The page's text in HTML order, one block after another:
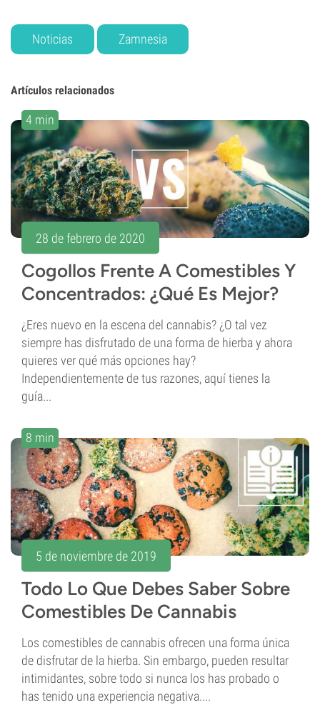
Noticias Zamnesia
Artículos relacionados
4 min
28 de febrero de 2020
Cogollos Frente A Comestibles Y
Concentrados: ¿Qué Es Mejor?
¿Eres nuevo en la escena del cannabis? ¿O tal vez
siempre has disfrutado de una forma de hierba y ahora
quieres ver qué más opciones hay?
Independientemente de tus razones, aquí tienes la
guía...
8 min
5 de noviembre de 2019
Todo Lo Que Debes Saber Sobre
Comestibles De Cannabis
Los comestibles de cannabis ofrecen una forma única
de disfrutar de la hierba. Sin embargo, pueden resultar
intimidantes, sobre todo si nunca los has probado o
has tenido una experiencia negativa....